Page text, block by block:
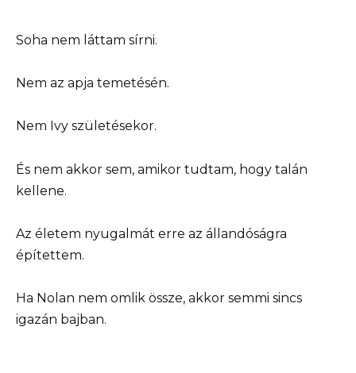
Soha nem láttam sírni.
Nem az apja temetésén.
Nem Ivy születésekor.
És nem akkor sem, amikor tudtam, hogy talán
kellene.
Az életem nyugalmát erre az állandóságra
építettem.
Ha Nolan nem omlik össze, akkor semmi sincs
igazán bajban.